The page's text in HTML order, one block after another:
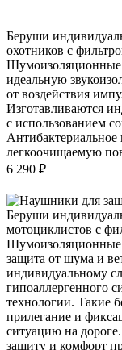
Беруши
охотников с
Шумоизоляционные
идеальную
от воздействия
Изготавливаются
с использованием
Антибактериальное
легкоочищаемую
6 290 ₽
Беруши
мотоциклистов с
Шумоизоляционные
защита от шума и
индивидуальному
гипоаллергенного
технологии. Такие
прилегание и
ситуацию на
защиту и комфорт